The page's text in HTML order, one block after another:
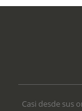
Casi desde sus